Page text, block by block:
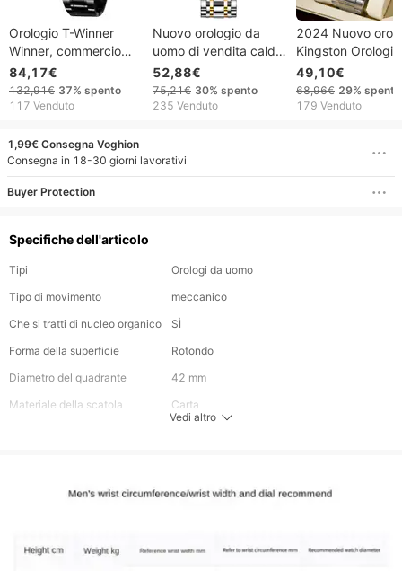
Orologio T-Winner
Winner, commercio
estero con calendario,
un occhio, cinturino in
acciaio a 4 lancette,
automatico, fibbia
pieghevole singola.
84,17€
132,91€ 37% spento
117 Venduto
Nuovo orologio da
uomo di vendita caldo
fasi lunari orologio da
stella impermeabile
Glow Tuo volano
moda 2023
52,88€
75,21€ 30% spento
235 Venduto
2024 Nuovo
Kingston Orologio
meccanico
da uomo
completamente
Famoso orologio
Glow Orologio da
uomo
49,10€
68,96€ 29% spento
179 Venduto
1,99€ Consegna Voghion
Consegna in 18-30 giorni lavorativi
Buyer Protection
Specifiche dell'articolo
Tipi
Orologi da uomo
Tipo di movimento
meccanico
Che si tratti di nucleo organico
SÌ
Forma della superficie
Rotondo
Diametro del quadrante
42 mm
Materiale della scatola
Carta
Vedi altro